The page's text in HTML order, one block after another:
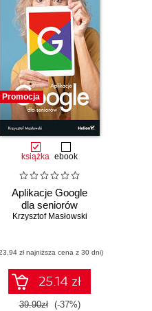
Promocja
książka ebook
Aplikacje Google
dla seniorów
Krzysztof Masłowski
zł najniższa cena z 30 dni)
25.14 zł
39.90zł (-37%)